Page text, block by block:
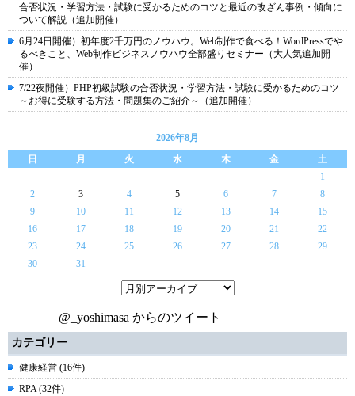
合否状況・学習方法・試験に受かるためのコツと最近の改ざん事例・傾向に
ついて解説（追加開催）
6月24日開催）初年度2千万円のノウハウ。Web制作で食べる！WordPressでや
るべきこと、Web制作ビジネスノウハウ全部盛りセミナー（大人気追加開
催）
7/22夜開催）PHP初級試験の合否状況・学習方法・試験に受かるためのコツ
～お得に受験する方法・問題集のご紹介～（追加開催）
2026年8月
日
月 火 水 木 金
土
1
2
3 4 5 6 7
8
9
10 11 12 13 14
15
16
17 18 19 20 21
22
23
24 25 26 27 28
29
30
31
@_yoshimasa からのツイート
カテゴリー
健康経営 (16件)
RPA (32件)